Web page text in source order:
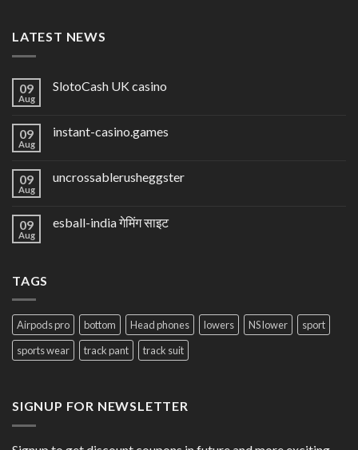
LATEST NEWS
09
Aug
SlotoCash UK casino
09
Aug
instant-casino.games
09
Aug
uncrossablerusheggster
09
Aug
esball-india गेमिंग साइट
TAGS
Airpods pro bottom Head phones lowers NS lower
sport
sports wear
track pant track suit
SIGNUP FOR NEWSLETTER